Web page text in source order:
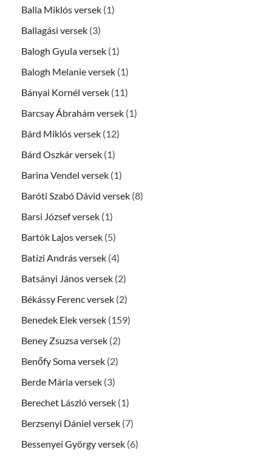
Balla Miklós versek (1)
Ballagási versek (3)
Balogh Gyula versek (1)
Balogh Melanie versek (1)
Bányai Kornél versek (11)
Barcsay Ábrahám versek (1)
Bárd Miklós versek (12)
Bárd Oszkár versek (1)
Barina Vendel versek (1)
Baróti Szabó Dávid versek (8)
Barsi József versek (1)
Bartók Lajos versek (5)
Batízi András versek (4)
Batsányi János versek (2)
Békássy Ferenc versek (2)
Benedek Elek versek (159)
Beney Zsuzsa versek (2)
Benőfy Soma versek (2)
Berde Mária versek (3)
Berechet László versek (1)
Berzsenyi Dániel versek (7)
Bessenyei György versek (6)